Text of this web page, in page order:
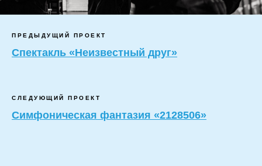
ПРЕДЫДУЩИЙ ПРОЕКТ
Спектакль «Неизвестный друг»
СЛЕДУЮЩИЙ ПРОЕКТ
Симфоническая фантазия «2128506»